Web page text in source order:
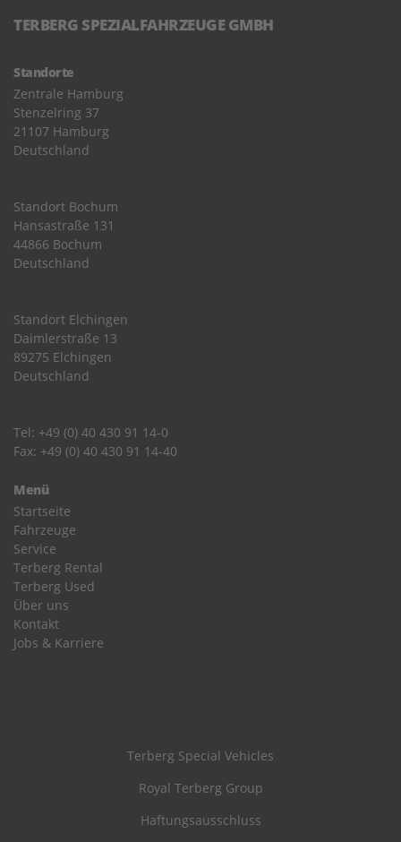
TERBERG SPEZIALFAHRZEUGE GMBH
Standorte
Zentrale Hamburg
Stenzelring 37
21107 Hamburg
Deutschland
Standort Bochum
Hansastraße 131
44866 Bochum
Deutschland
Standort Elchingen
Daimlerstraße 13
89275 Elchingen
Deutschland
Tel: +49 (0) 40 430 91 14-0
Fax: +49 (0) 40 430 91 14-40
Menü
Startseite
Fahrzeuge
Service
Terberg Rental
Terberg Used
Über uns
Kontakt
Jobs & Karriere
Terberg Special Vehicles
Royal Terberg Group
Haftungsausschluss